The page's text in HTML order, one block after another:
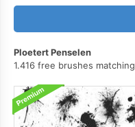
Ploetert Penselen
1.416 free brushes matching